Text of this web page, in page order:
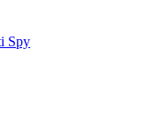
Spy